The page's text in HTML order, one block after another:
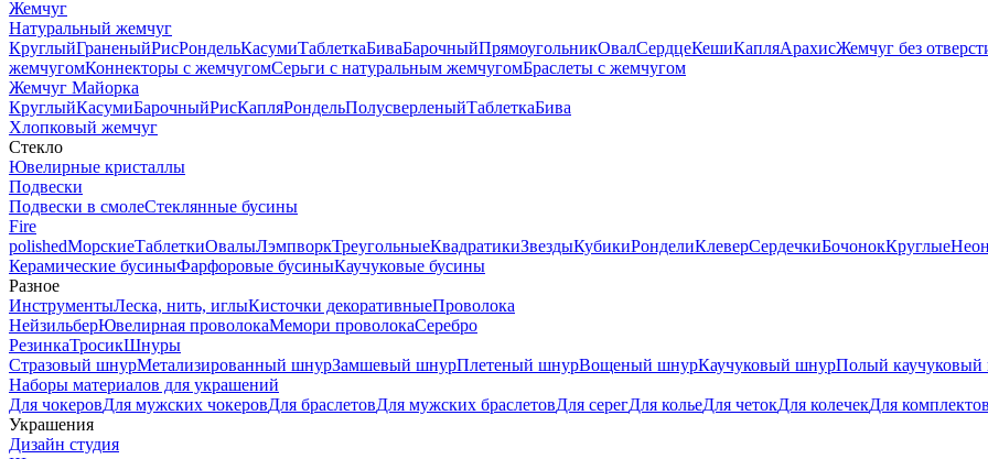
Жемчуг
Натуральный жемчуг
КруглыйГраненыйРисРондельКасумиТаблеткаБиваБарочныйПрямоугольникОвалСердцеКешиКапляАрахисЖемчуг без
жемчугомКоннекторы с жемчугомСерьги с натуральным жемчугомБраслеты с жемчугом
Жемчуг Майорка
КруглыйКасумиБарочныйРисКапляРондельПолусверленыйТаблеткаБива
Хлопковый жемчуг
Стекло
Ювелирные кристаллы
Подвески
Подвески в смолеСтеклянные бусины
Fire
polishedМорскиеТаблеткиОвалыЛэмпворкТреугольныеКвадратикиЗвездыКубикиРонделиКлеверСердечкиБочонокКруглые
Керамические бусиныФарфоровые бусиныКаучуковые бусины
Разное
ИнструментыЛеска, нить, иглыКисточки декоративныеПроволока
НейзильберЮвелирная проволокаМемори проволокаСеребро
РезинкаТросикШнуры
Стразовый шнурМетализированный шнурЗамшевый шнурПлетеный шнурВощеный шнурКаучуковый шнурПолый
Наборы материалов для украшений
Для чокеровДля мужских чокеровДля браслетовДля мужских браслетовДля серегДля кольеДля четокДля колечекДля
Украшения
Дизайн студия